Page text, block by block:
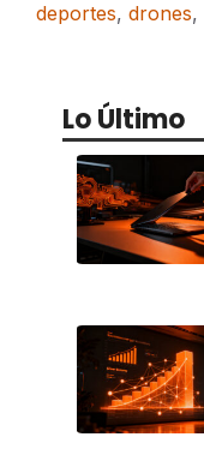
deportes, drones,
Lo Último